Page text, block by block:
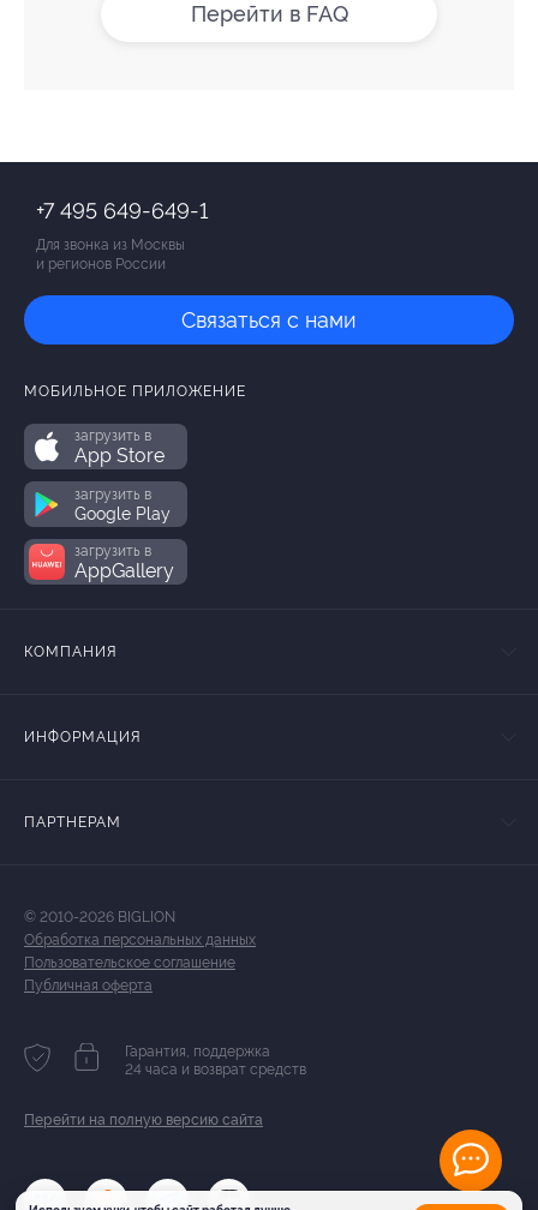
Перейти в FAQ
+7 495 649-649-1
Для звонка из Москвы
и регионов России
Связаться с нами
МОБИЛЬНОЕ ПРИЛОЖЕНИЕ
загрузить в
App Store
загрузить в
Google Play
загрузить в
AppGallery
КОМПАНИЯ
ИНФОРМАЦИЯ
ПАРТНЕРАМ
© 2010-2026 BIGLION
Обработка персональных данных
Пользовательское соглашение
Публичная оферта
Гарантия, поддержка
24 часа и возврат средств
Перейти на полную версию сайта